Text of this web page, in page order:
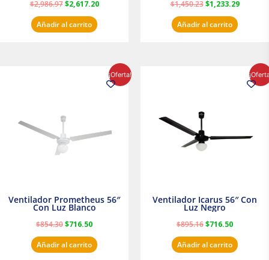
$2,986.97 $2,617.20
Añadir al carrito
$1,450.23 $1,233.29
Añadir al carrito
¡Oferta!
Ventilador Prometheus 56″
Con Luz Blanco
$854.30$716.50
precio
actual
Añadir al carrito
Ventilador Icarus 56″ Con
Luz Negro
$895.16$716.50
precio
actual
Añadir al carrito